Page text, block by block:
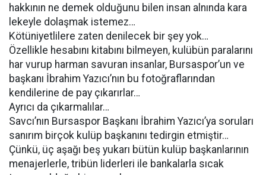
hakkının ne demek olduğunu bilen insan alnında kara
lekeyle dolaşmak istemez…
Kötüniyetlilere zaten denilecek bir şey yok…
Özellikle hesabını kitabını bilmeyen, kulübün paralarını
har vurup harman savuran insanlar, Bursaspor’un ve
başkanı İbrahim Yazıcı’nın bu fotoğraflarından
kendilerine de pay çıkarırlar…
Ayrıcı da çıkarmalılar…
Savcı’nın Bursaspor Başkanı İbrahim Yazıcı’ya soruları
sanırım birçok kulüp başkanını tedirgin etmiştir…
Çünkü, üç aşağı beş yukarı bütün kulüp başkanlarının
menajerlerle, tribün liderleri ile bankalarla sıcak